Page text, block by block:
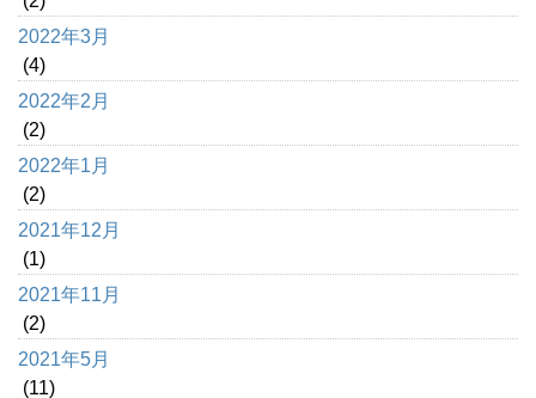
2022年3月
(4)
2022年2月
(2)
2022年1月
(2)
2021年12月
(1)
2021年11月
(2)
2021年5月
(11)